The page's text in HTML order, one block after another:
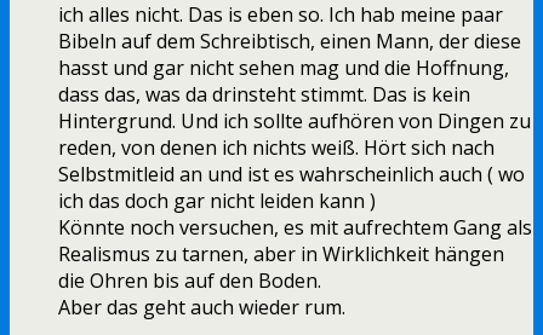
ich alles nicht. Das is eben so. Ich hab meine paar
Bibeln auf dem Schreibtisch, einen Mann, der diese
hasst und gar nicht sehen mag und die Hoffnung,
dass das, was da drinsteht stimmt. Das is kein
Hintergrund. Und ich sollte aufhören von Dingen zu
reden, von denen ich nichts weiß. Hört sich nach
Selbstmitleid an und ist es wahrscheinlich auch ( wo
ich das doch gar nicht leiden kann )
Könnte noch versuchen, es mit aufrechtem Gang als
Realismus zu tarnen, aber in Wirklichkeit hängen
die Ohren bis auf den Boden.
Aber das geht auch wieder rum.